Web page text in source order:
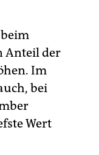
Anteil der
Im
bei
Wert